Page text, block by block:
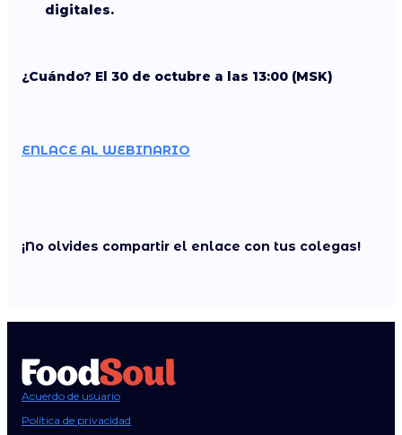
digitales.
¿Cuándo? El 30 de octubre a las 13:00 (MSK)
ENLACE AL WEBINARIO
¡No olvides compartir el enlace con tus colegas!
Acuerdo de usuario
Política de privacidad